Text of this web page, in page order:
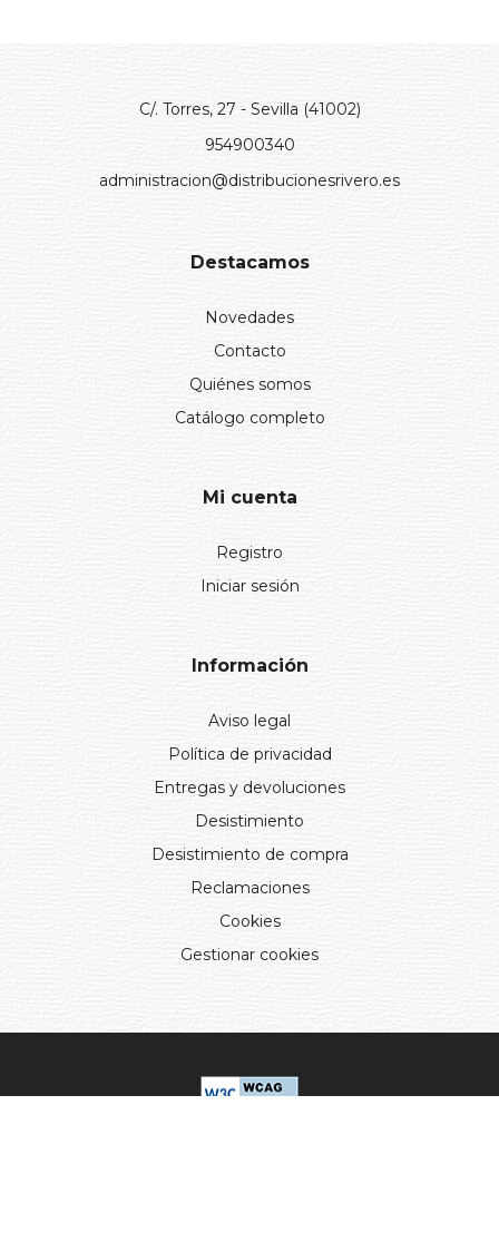
C/. Torres, 27 - Sevilla (41002)
954900340
administracion@distribucionesrivero.es
Destacamos
Novedades
Contacto
Quiénes somos
Catálogo completo
Mi cuenta
Registro
Iniciar sesión
Información
Aviso legal
Política de privacidad
Entregas y devoluciones
Desistimiento
Desistimiento de compra
Reclamaciones
Cookies
Gestionar cookies